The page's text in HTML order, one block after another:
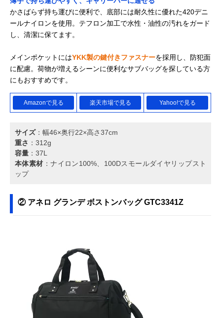
かさばらず持ち運びに便利で、底部には耐久性に優れた420デニ
ールナイロンを使用。テフロン加工で水性・油性の汚れをガード
し、清潔に保てます。
メインポケットにはYKK製の鍵付きファスナーを採用し、防犯面
に配慮。荷物が増えるシーンに便利なサブバッグを探している方
にもおすすめです。
Amazonで見る 楽天市場で見る Yahoo!で見る
サイズ：幅46×奥行22×高さ37cm
重さ ：312g
容量 ：37L
本体素材 ：ナイロン100%、100Dスモールダイヤリップスト
ップ
② アネロ グランデ ボストンバッグ GTC3341Z